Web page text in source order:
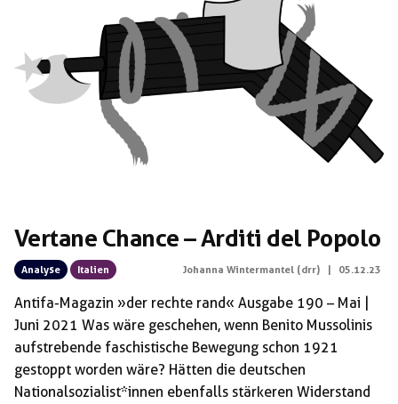
Vertane Chance – Arditi del Popolo
Analyse Italien Johanna Wintermantel (drr) | 05.12.23
Antifa-Magazin »der rechte rand« Ausgabe 190 – Mai |
Juni 2021 Was wäre geschehen, wenn Benito Mussolinis
aufstrebende faschistische Bewegung schon 1921
gestoppt worden wäre? Hätten die deutschen
Nationalsozialist*innen ebenfalls stärkeren Widerstand